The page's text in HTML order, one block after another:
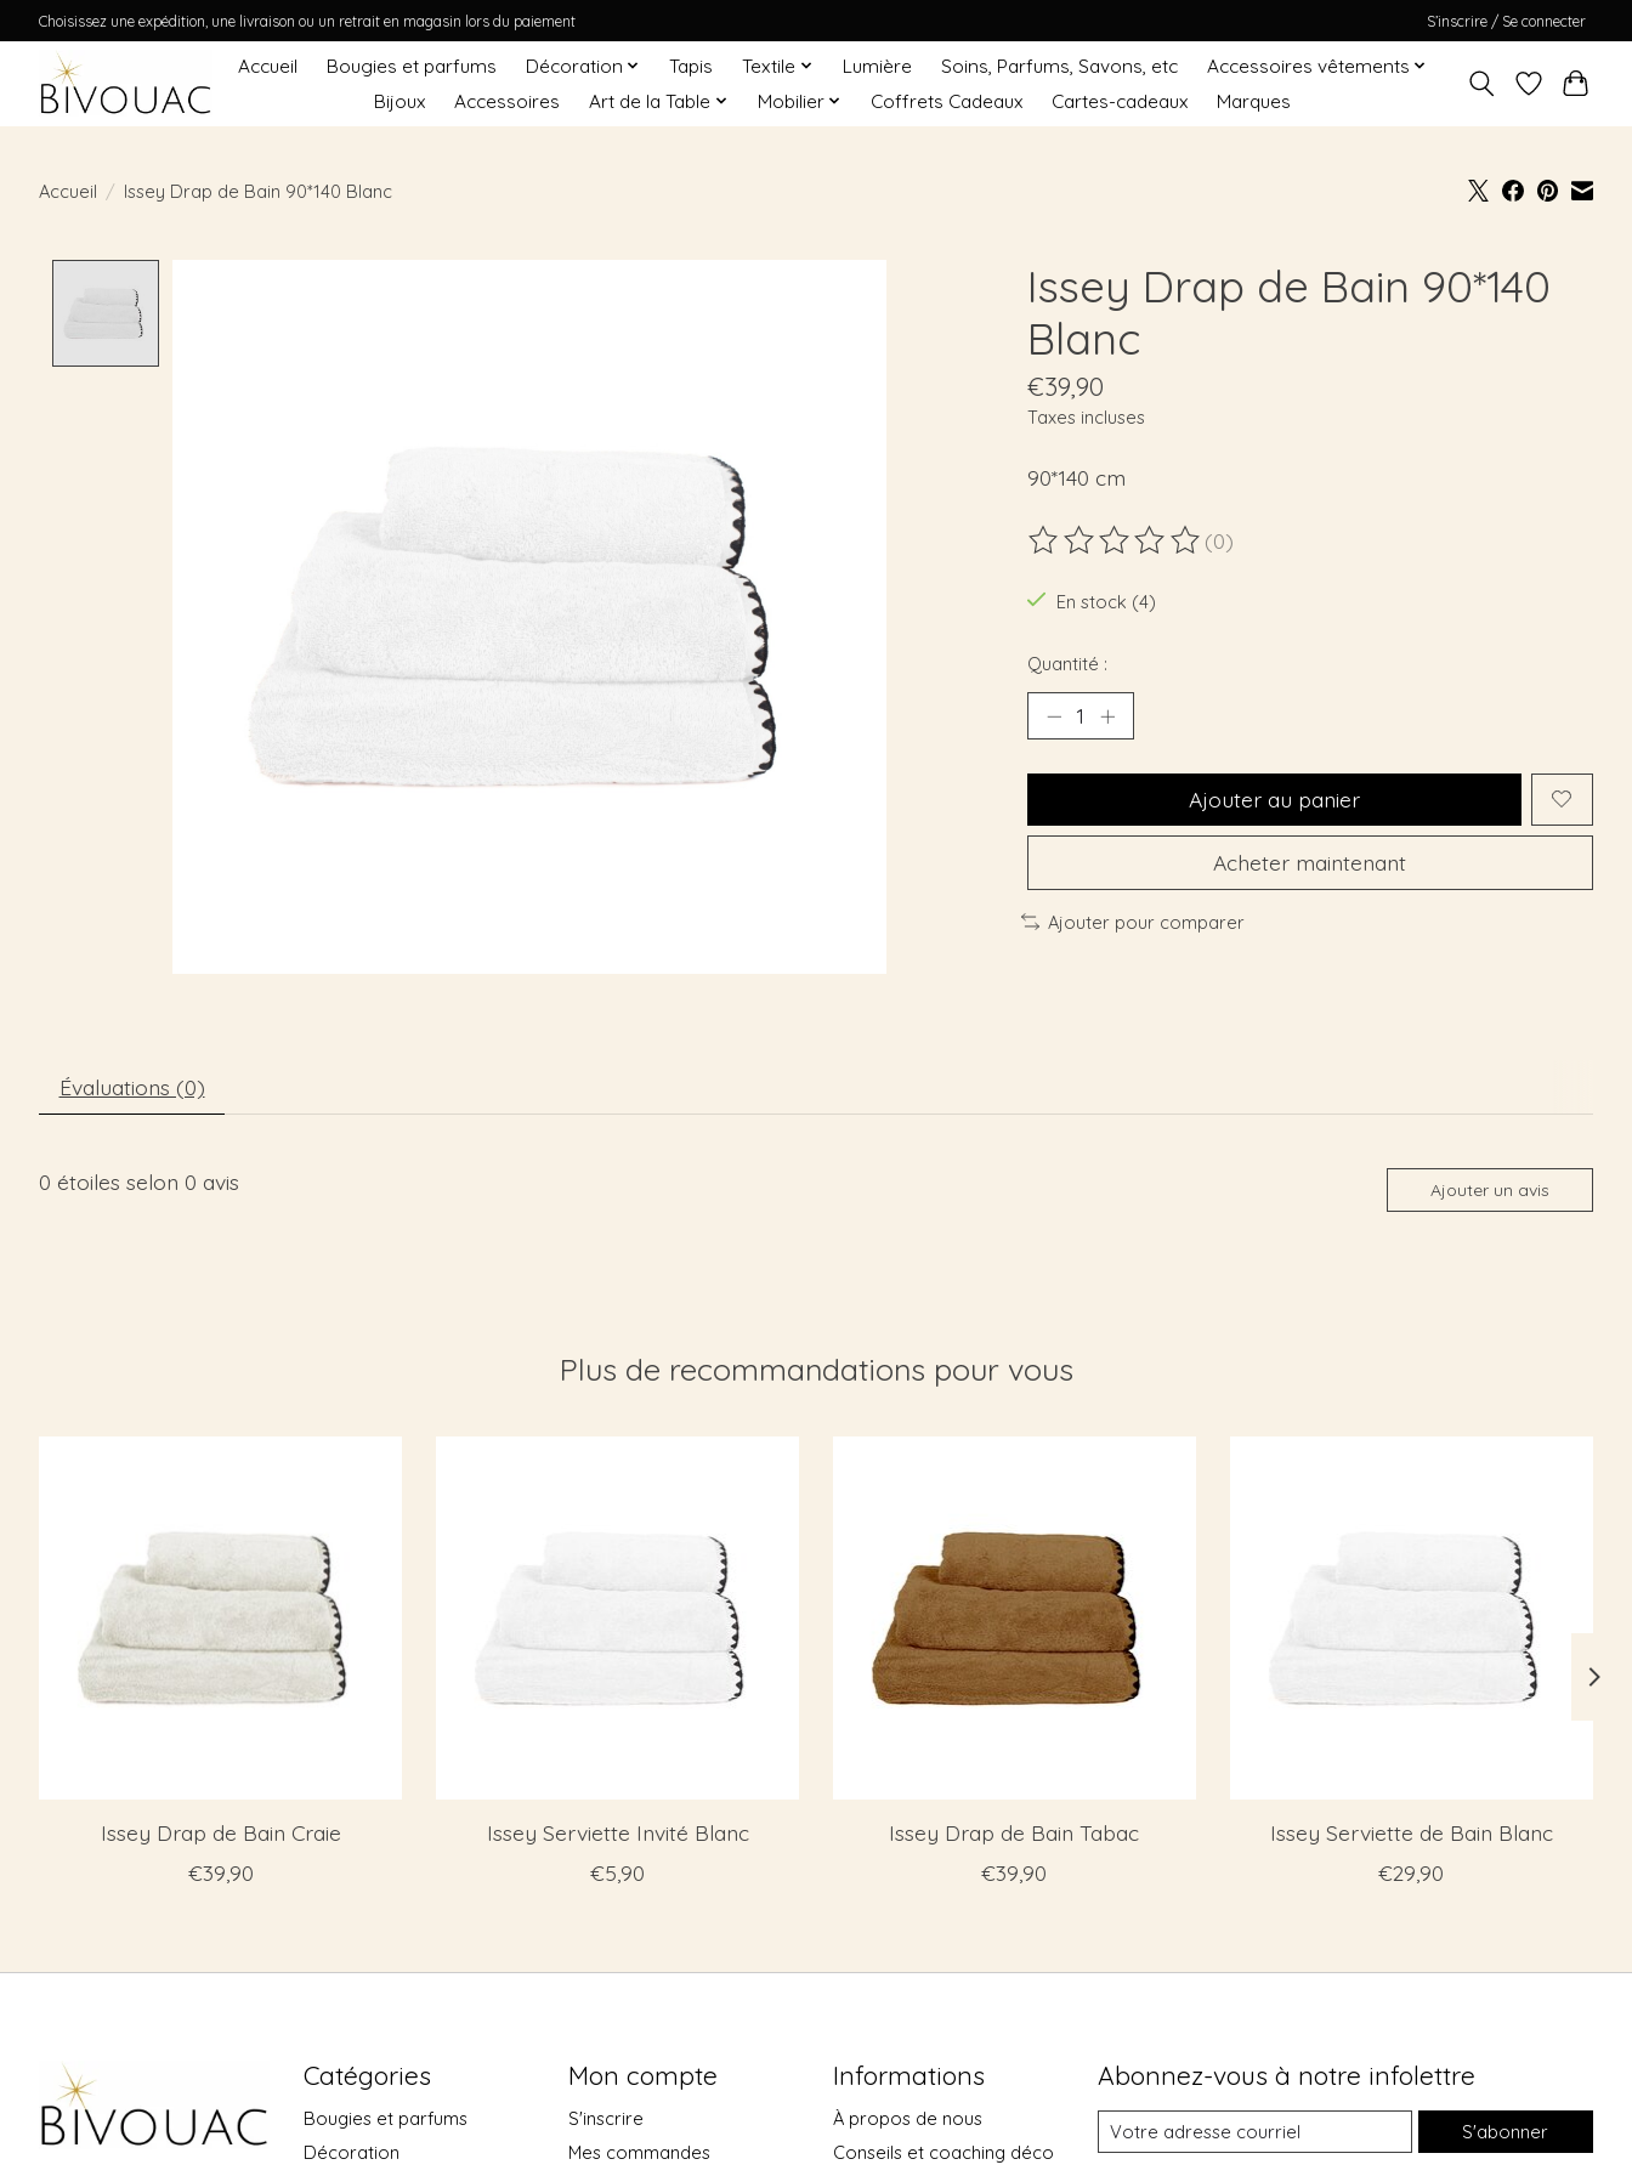
Choisissez une expédition, une livraison ou un retrait en magasin lors du paiement S’inscrire / Se connecter
Accueil Bougies et parfums Décoration Tapis Textile Lumière Soins, Parfums, Savons, etc
Accessoires vêtements
Bijoux
Accessoires Art de la Table Mobilier Coffrets Cadeaux Cartes-cadeaux Marques
Accueil / Issey Drap de Bain 90*140 Blanc
Issey Drap de Bain 90*140
Blanc
€39,90
Taxes incluses
90*140 cm
Ce produit est évalué à
(0)
En stock (4)
Quantité :
Ajouter au panier
Acheter maintenant
Ajouter pour comparer
Évaluations (0)
0 étoiles selon 0 avis Ajouter un avis
Plus de recommandations pour vous
Issey Drap de Bain Craie
€39,90
Issey Serviette Invité Blanc
€5,90
Issey Drap de Bain Tabac
€39,90
Issey Serviette de Bain Blanc
€29,90
Catégories
Bougies et parfums
Décoration
Mon compte
S'inscrire
Mes commandes
Informations
À propos de nous
Conseils et coaching déco
Abonnez-vous à notre infolettre
S'abonner